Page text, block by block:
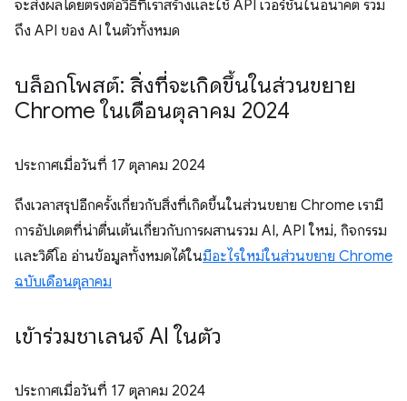
จะส่งผลโดยตรงต่อวิธีที่เราสร้างและใช้ API เวอร์ชันในอนาคต รวม
ถึง API ของ AI ในตัวทั้งหมด
บล็อกโพสต์: สิ่งที่จะเกิดขึ้นในส่วนขยาย
Chrome ในเดือนตุลาคม 2024
ประกาศเมื่อวันที่ 17 ตุลาคม 2024
ถึงเวลาสรุปอีกครั้งเกี่ยวกับสิ่งที่เกิดขึ้นในส่วนขยาย Chrome เรามี
การอัปเดตที่น่าตื่นเต้นเกี่ยวกับการผสานรวม AI, API ใหม่, กิจกรรม
และวิดีโอ อ่านข้อมูลทั้งหมดได้ในมีอะไรใหม่ในส่วนขยาย Chrome
ฉบับเดือนตุลาคม
เข้าร่วมชาเลนจ์ AI ในตัว
ประกาศเมื่อวันที่ 17 ตุลาคม 2024